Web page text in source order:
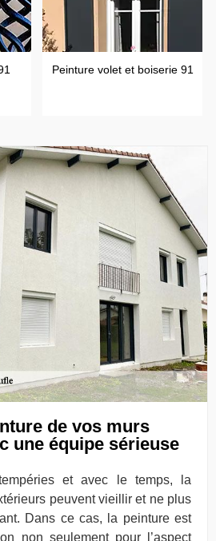
Peinture volet et boiserie 91
de vos murs
une équipe sérieuse
et avec le temps, la
peuvent vieillir et ne plus
Dans ce cas, la peinture est
non seulement pour l’aspect